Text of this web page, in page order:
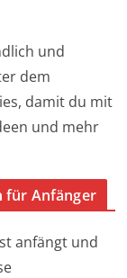
und
dem
damit du mit
und mehr
für Anfänger
anfängt und